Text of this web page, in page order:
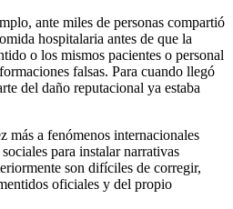
ante miles de personas compartió
hospitalaria antes de que la
o los mismos pacientes o personal
falsas. Para cuando llegó
del daño reputacional ya estaba
más a fenómenos internacionales
para instalar narrativas
son difíciles de corregir,
oficiales y del propio